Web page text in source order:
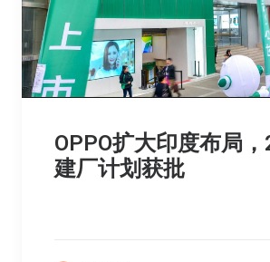
OPPO扩大印度布局
建厂计划获批